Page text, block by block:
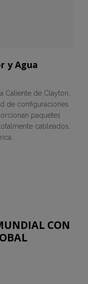
y Agua
Caliente de Clayton,
de configuraciones
paquetes
cableados,
CON